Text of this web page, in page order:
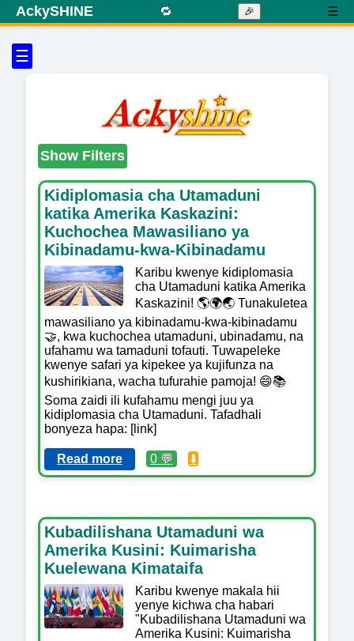
☰
AckySHINE 🔁 🎉 ☰
Show Filters
Kidiplomasia cha Utamaduni
katika Amerika Kaskazini:
Kuchochea Mawasiliano ya
Kibinadamu-kwa-Kibinadamu
Karibu kwenye kidiplomasia
cha Utamaduni katika Amerika
Kaskazini! 🌎🌍🌏 Tunakuletea
mawasiliano ya kibinadamu-kwa-kibinadamu
🤝, kwa kuchochea utamaduni, ubinadamu, na
ufahamu wa tamaduni tofauti. Tuwapeleke
kwenye safari ya kipekee ya kujifunza na
kushirikiana, wacha tufurahie pamoja! 😄📚
Soma zaidi ili kufahamu mengi juu ya
kidiplomasia cha Utamaduni. Tafadhali
bonyeza hapa: [link]
Read more 0 💬 ⬇️
Kubadilishana Utamaduni wa
Amerika Kusini: Kuimarisha
Kuelewana Kimataifa
Karibu kwenye makala hii
yenye kichwa cha habari
"Kubadilishana Utamaduni wa
Amerika Kusini: Kuimarisha